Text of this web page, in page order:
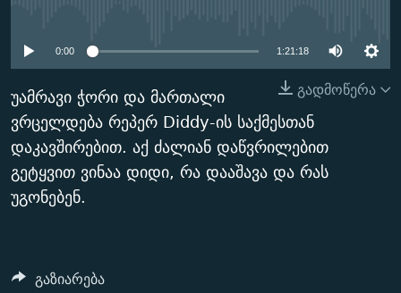
ᲨᲘᲜ - ᲣᲪᲮᲝᲔᲗᲨᲘ
ᲐᲛᲔᲠᲘᲙᲣᲚᲘ ᲛᲝᲗᲮᲠᲝᲑᲐ
ᲘᲛᲞᲔᲠᲘᲐ ᲓᲐ ᲠᲐᲓᲘᲝ
11 ᲬᲔᲚᲘ - 11 ᲐᲛᲑᲐᲕᲘ
ᲑᲐᲕᲨᲕᲔᲑᲘ ᲞᲠᲝᲡᲢᲘᲢᲣᲪᲘᲐᲨᲘ - ᲐᲛᲝᲣᲗᲥᲛᲔᲚᲘ ᲐᲛᲑᲐᲕᲘ
5 ᲐᲛᲑᲐᲕᲘ - 20 ᲘᲕᲜᲘᲡᲡ ᲓᲐᲨᲐᲕᲔᲑᲣᲚᲔᲑᲘ
ᲐᲒᲕᲘᲡᲢᲝᲡ ᲝᲛᲘ
ПРИВЕТ ᲙᲣᲚᲢᲣᲠᲐ
რთე/რთ-ის ყველა საიტი
0:00 1:21:18
გადმოწერა
უამრავი ჭორი და მართალი
ვრცელდება რეპერ Diddy-ის საქმესთან
დაკავშირებით. აქ ძალიან დაწვრილებით
გეტყვით ვინაა დიდი, რა დააშავა და რას
უგონებენ.
გაზიარება